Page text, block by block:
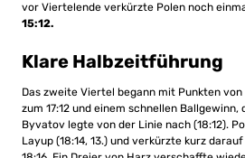
vor Viertelende verkürzte Polen noch
15:12.
Klare Halbzeitführung
Das zweite Viertel begann mit Punkten
zum 17:12 und einem schnellen
Byvatov legte von der Linie nach (18:12).
Layup (18:14, 13.) und verkürzte kurz